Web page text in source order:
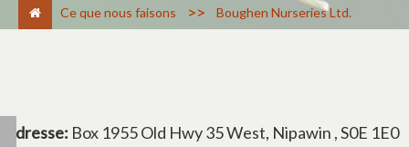
Ce que nous faisons > Boughen Nurseries Ltd.
Adresse: Box 1955 Old Hwy 35 West, Nipawin , S0E 1E0